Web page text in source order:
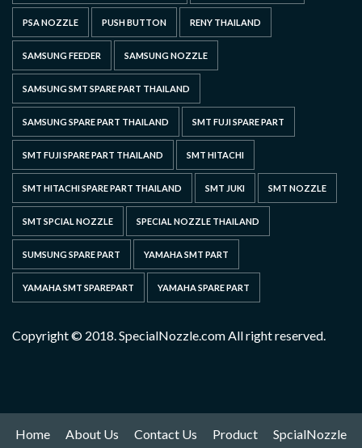
PSA NOZZLE PUSH BUTTON RENY THAILAND
SAMSUNG FEEDER SAMSUNG NOZZLE
SAMSUNG SMT SPARE PART THAILAND
SAMSUNG SPARE PART THAILAND SMT FUJI SPARE PART
SMT FUJI SPARE PART THAILAND SMT HITACHI
SMT HITACHI SPARE PART THAILAND SMT JUKI SMT NOZZLE
SMT SPCIAL NOZZLE SPECIAL NOZZLE THAILAND
SUMSUNG SPARE PART YAMAHA SMT PART
YAMAHA SMT SPAREPART YAMAHA SPARE PART
Copyright © 2018. SpecialNozzle.com All right reserved.
Home About Us Contact Us Product SpcialNozzle